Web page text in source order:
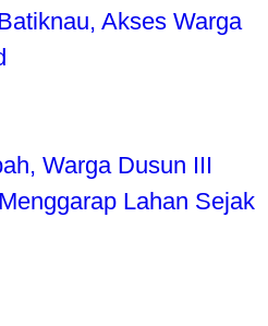
Akses Warga
Warga Dusun III
Lahan Sejak